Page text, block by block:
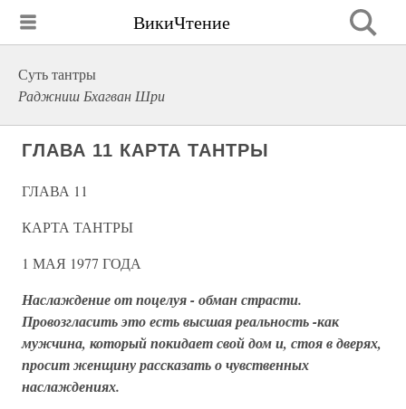
ВикиЧтение
Суть тантры
Раджниш Бхагван Шри
ГЛАВА 11 КАРТА ТАНТРЫ
ГЛАВА 11
КАРТА ТАНТРЫ
1 МАЯ 1977 ГОДА
Наслаждение от поцелуя - обман страсти.
Провозгласить это есть высшая реальность -как
мужчина, который покидает свой дом и, стоя в дверях,
просит женщину рассказать о чувственных
наслаждениях.